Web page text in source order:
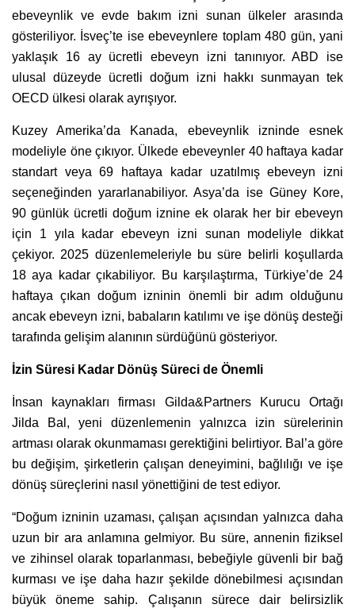
ebeveynlik ve evde bakım izni sunan ülkeler arasında
gösteriliyor. İsveç’te ise ebeveynlere toplam 480 gün, yani
yaklaşık 16 ay ücretli ebeveyn izni tanınıyor. ABD ise
ulusal düzeyde ücretli doğum izni hakkı sunmayan tek
OECD ülkesi olarak ayrışıyor.
Kuzey Amerika’da Kanada, ebeveynlik izninde esnek
modeliyle öne çıkıyor. Ülkede ebeveynler 40 haftaya kadar
standart veya 69 haftaya kadar uzatılmış ebeveyn izni
seçeneğinden yararlanabiliyor. Asya’da ise Güney Kore,
90 günlük ücretli doğum iznine ek olarak her bir ebeveyn
için 1 yıla kadar ebeveyn izni sunan modeliyle dikkat
çekiyor. 2025 düzenlemeleriyle bu süre belirli koşullarda
18 aya kadar çıkabiliyor. Bu karşılaştırma, Türkiye’de 24
haftaya çıkan doğum izninin önemli bir adım olduğunu
ancak ebeveyn izni, babaların katılımı ve işe dönüş desteği
tarafında gelişim alanının sürdüğünü gösteriyor.
İzin Süresi Kadar Dönüş Süreci de Önemli
İnsan kaynakları firması Gilda&Partners Kurucu Ortağı
Jilda Bal, yeni düzenlemenin yalnızca izin sürelerinin
artması olarak okunmaması gerektiğini belirtiyor. Bal’a göre
bu değişim, şirketlerin çalışan deneyimini, bağlılığı ve işe
dönüş süreçlerini nasıl yönettiğini de test ediyor.
“Doğum izninin uzaması, çalışan açısından yalnızca daha
uzun bir ara anlamına gelmiyor. Bu süre, annenin fiziksel
ve zihinsel olarak toparlanması, bebeğiyle güvenli bir bağ
kurması ve işe daha hazır şekilde dönebilmesi açısından
büyük öneme sahip. Çalışanın sürece dair belirsizlik